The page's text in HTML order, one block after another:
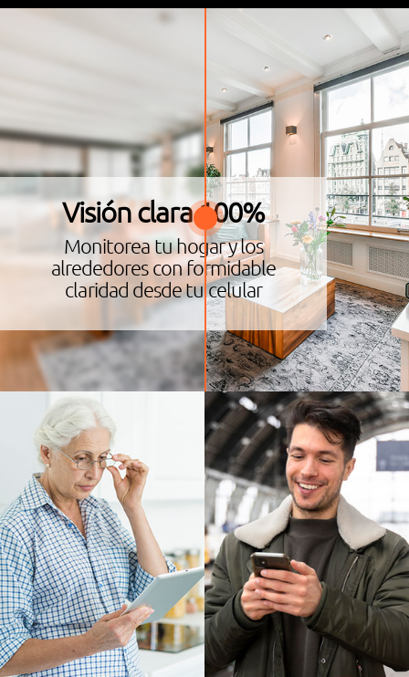
Visión clara 100%
Monitorea tu hogar y los
alrededores con formidable
claridad desde tu celular